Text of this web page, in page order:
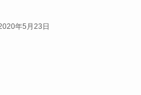
年5月23日